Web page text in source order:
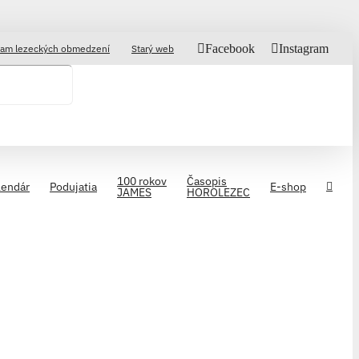
lezeckých obmedzení Starý web Facebook Instagram
Podujatia 100 rokov
JAMES
Časopis
HOROLEZEC E-shop